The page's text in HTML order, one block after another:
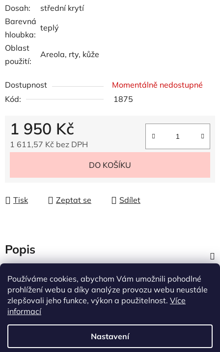
Používáme cookies, abychom Vám umožnili pohodlné
prohlížení webu a díky analýze provozu webu neustále
zlepšovali jeho funkce, výkon a použitelnost. Více
informací
Nastavení
Dosah:
střední krytí
Barevná
hloubka:
teplý
Oblast
použití:
Areola, rty, kůže
Dostupnost
Momentálně nedostupné
Kód:
1875
1 950 Kč
1 611,57 Kč bez DPH
DO KOŠÍKU
Tisk Zeptat se Sdílet
Popis
Diskuze